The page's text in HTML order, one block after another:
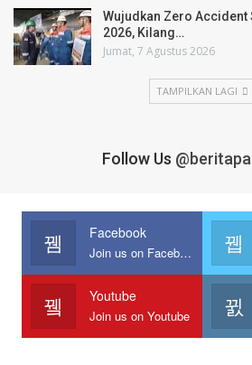
Wujudkan Zero Accident
2026, Kilang…
Jumat, 7 Agustus 2026
TAMPILKAN LAGI
Follow Us
Facebook
Join us on Facebook
Youtube
Join us on Youtube